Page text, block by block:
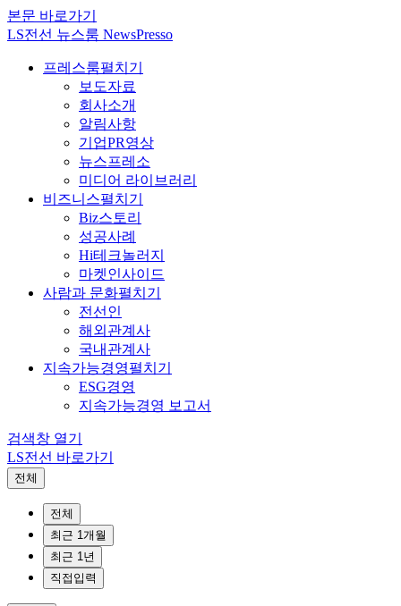
본문 바로가기
LS전선 뉴스룸 NewsPresso
프레스룸펼치기
보도자료
회사소개
알림사항
기업PR영상
뉴스프레소
미디어 라이브러리
비즈니스펼치기
Biz스토리
성공사례
Hi테크놀러지
마켓인사이드
사람과 문화펼치기
전선인
해외관계사
국내관계사
지속가능경영펼치기
ESG경영
지속가능경영 보고서
검색창 열기
LS전선 바로가기
전체
전체
최근 1개월
최근 1년
직접입력